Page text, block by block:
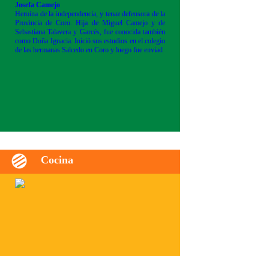
Josefa Camejo
Heroína de la independencia, y tenaz defensora de la
Provincia de Coro. Hija de Miguel Camejo y de
Sebastiana Talavera y Garcés, fue conocida también
como Doña Ignacia. Inició sus estudios en el colegio
de las hermanas Salcedo en Coro y luego fue enviad
Cocina